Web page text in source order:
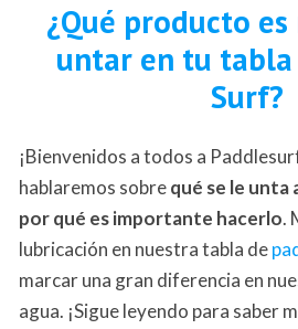
¿Qué producto
untar en tu tabla
Surf?
¡Bienvenidos a todos a
hablaremos sobrequé se le unta
por qué es importante hacerlo.
lubricación en nuestra tabla de
marcar una gran diferencia en
agua. ¡Sigue leyendo para saber